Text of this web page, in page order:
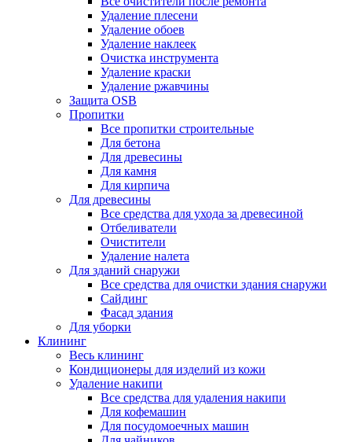
Удаление плесени
Удаление обоев
Удаление наклеек
Очистка инструмента
Удаление краски
Удаление ржавчины
Защита OSB
Пропитки
Все пропитки строительные
Для бетона
Для древесины
Для камня
Для кирпича
Для древесины
Все средства для ухода за древесиной
Отбеливатели
Очистители
Удаление налета
Для зданий снаружи
Все средства для очистки здания снаружи
Сайдинг
Фасад здания
Для уборки
Клининг
Весь клининг
Кондиционеры для изделий из кожи
Удаление накипи
Все средства для удаления накипи
Для кофемашин
Для посудомоечных машин